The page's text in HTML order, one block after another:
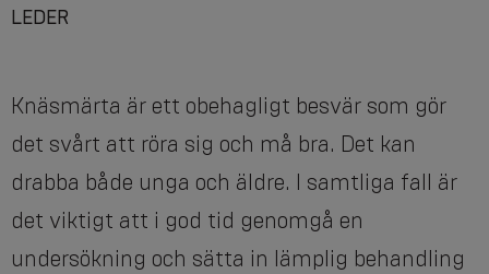
LEDER
Knäsmärta är ett obehagligt besvär som gör
det svårt att röra sig och må bra. Det kan
drabba både unga och äldre. I samtliga fall är
det viktigt att i god tid genomgå en
undersökning och sätta in lämplig behandling